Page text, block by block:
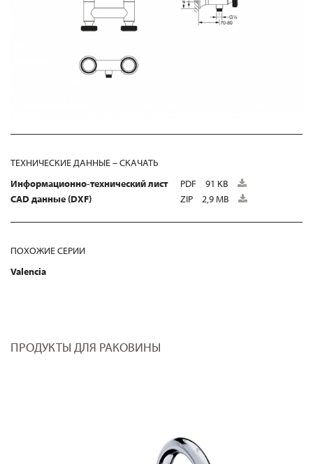
ТЕХНИЧЕСКИЕ ДАННЫЕ – СКАЧАТЬ
Информационно-технический лист
PDF
91 KB
CAD данные (DXF)
ZIP 2,9 MB
ПОХОЖИЕ СЕРИИ
Valencia
ПРОДУКТЫ ДЛЯ РАКОВИНЫ